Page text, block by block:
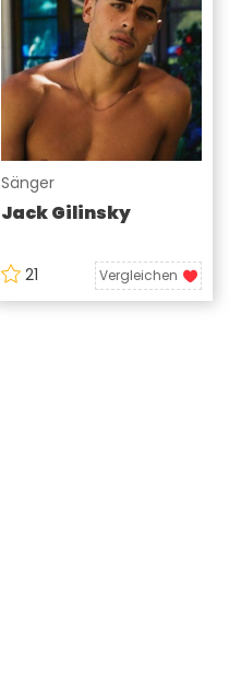
Sänger
Jack Gilinsky
21 Vergleichen